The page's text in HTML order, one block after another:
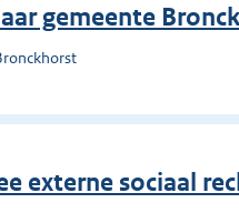
gemeente
externe sociaal